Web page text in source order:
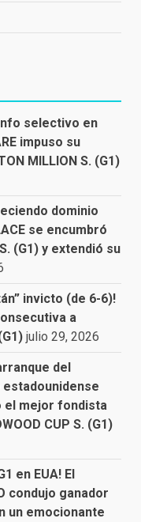
selectivo en
impuso su
MILLION S. (G1)
dominio
se encumbró
(G1) y extendió su
invicto (de 6-6)!
a
julio 29, 2026
del
estadounidense
el mejor fondista
CUP S. (G1)
en EUA! El
condujo ganador
un emocionante